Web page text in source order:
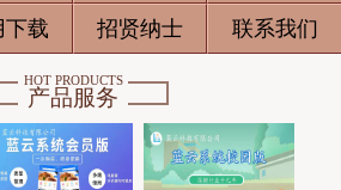
常用下载
联系我们
下载 招贤纳士 联系我们
HOT PRODUCTS
产品服务